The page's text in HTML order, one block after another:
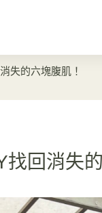
失的六塊腹肌！
回消失